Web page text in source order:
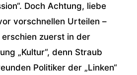
Doch Achtung, liebe
vorschnellen Urteilen –
zuerst in der
„Kultur“, denn Straub
Politiker der „Linken“